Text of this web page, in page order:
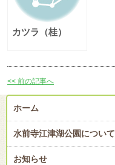
カツラ（桂）
<< 前の記事へ
ホーム
水前寺江津湖公園について
お知らせ